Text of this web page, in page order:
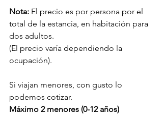
Nota: El precio es por persona por el
total de la estancia, en habitación para
dos adultos.
(El precio varía dependiendo la
ocupación).
Si viajan menores, con gusto lo
podemos cotizar.
Máximo 2 menores (0-12 años)